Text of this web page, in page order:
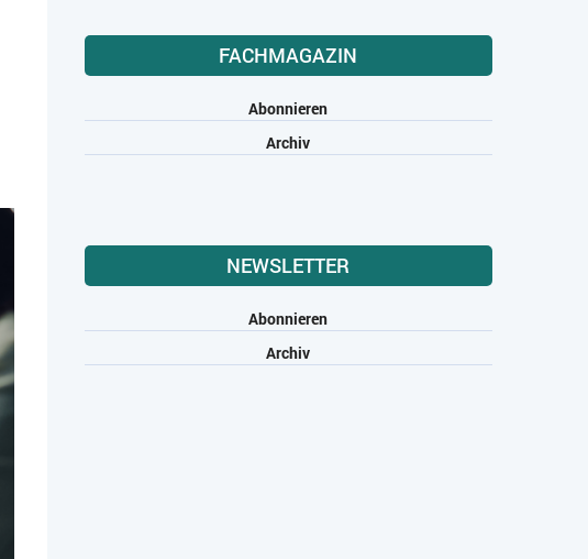
FACHMAGAZIN
Abonnieren
Archiv
NEWSLETTER
Abonnieren
Archiv